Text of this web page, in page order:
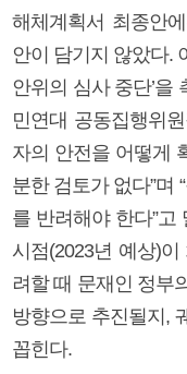
해체계획서 최종안
안이 담기지 않았다.
안위의 심사 중단’을
민연대 공동집행위
자의 안전을 어떻게
분한 검토가 없다”며
를 반려해야 한다”고
시점(2023년 예상)
려할 때 문재인 정부
방향으로 추진될지,
꼽힌다.